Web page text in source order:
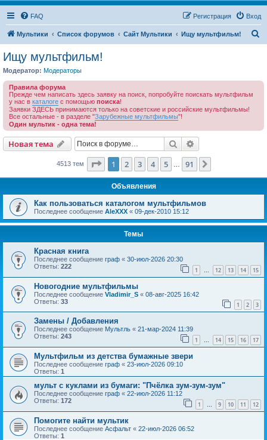
FAQ Вход
Регистрация
Мультики Список форумов Сайт Мультики Ищу мультфильм!
Ищу мультфильм!
Модератор: Модераторы
Правила форума
Прежде чем написать здесь заявку на поиск, попробуйте поискать мультфильм
у нас в каталоге с помощью поиска!
Заявки ЗДЕСЬ принимаются только на советские и российские мультфильмы!
Все остальные - в разделе "Зарубежные мультфильмы"!
Один мультик - одна тема!
Новая тема Поиск
4513 тем Страница из 91
1 2 3 4 5 91
Объявления
Как пользоваться каталогом мультфильмов
Последнее сообщение AleXXX « 09-дек-2010 15:12
Темы
Красная книга
Последнее сообщение граф « 30-июл-2026 20:30
Ответы: 222 1 … 12 13 14 15
Новогодние мультфильмы
Последнее сообщение Vladimir_S « 08-авг-2025 16:42
Ответы: 33 1 2 3
Замены / Добавления
Последнее сообщение Мультль « 21-мар-2024 11:39
Ответы: 243 1 … 14 15 16 17
Мультфильм из детства бумажные звери
Последнее сообщение граф « 23-июл-2026 09:10
Ответы: 1
мульт с куклами из бумаги: "Пчёлка зум-зум-зум"
Последнее сообщение граф « 22-июл-2026 11:12
Ответы: 172 1 … 9 10 11 12
Помогите найти мультик
Последнее сообщение Асфальт « 22-июл-2026 06:52
Ответы: 1